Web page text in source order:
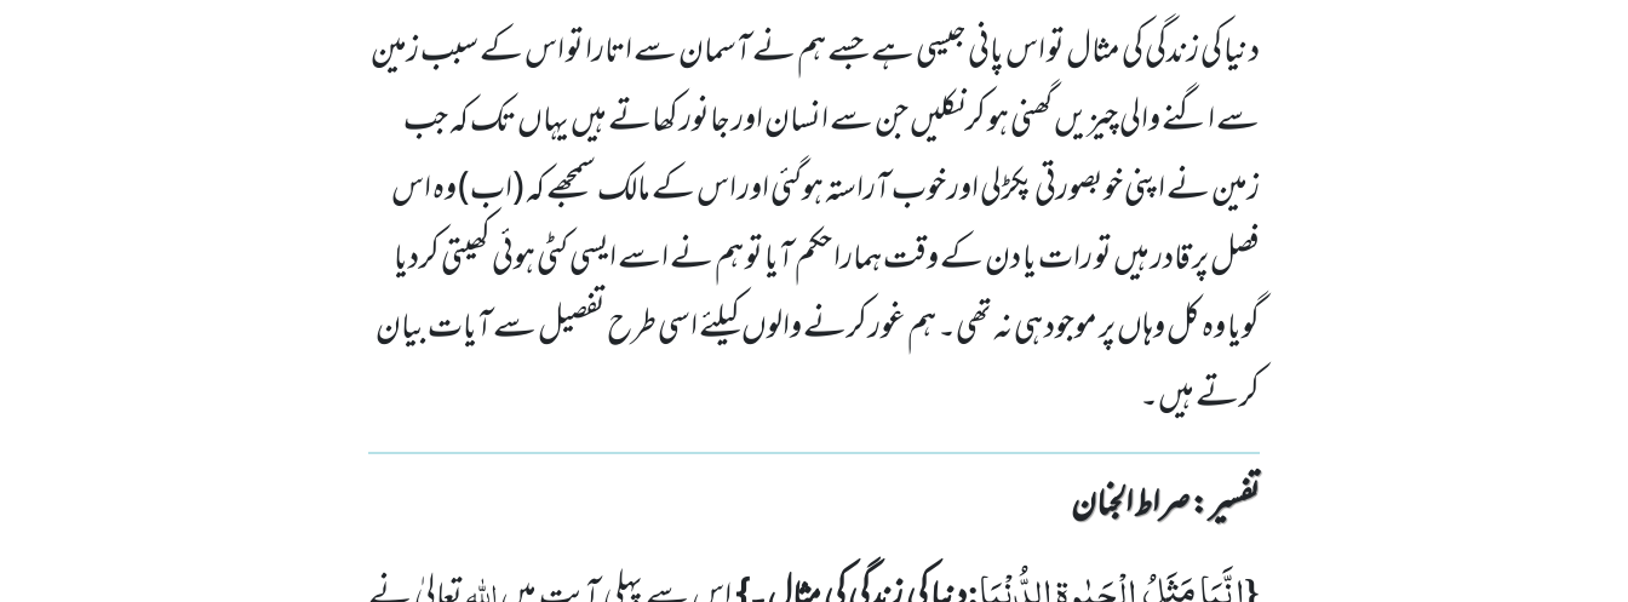
دنیا کی زندگی کی مثال تو اس پانی جیسی ہے جسے ہم نے آسمان سے اتارا تو اس کے سبب زمین
سے اگنے والی چیزیں گھنی ہو کر نکلیں جن سے انسان اور جانور کھاتے ہیں یہاں تک کہ جب
زمین نے اپنی خوبصورتی پکڑلی اور خوب آراستہ ہوگئی اور اس کے مالک سمجھے کہ (اب) وہ اس
فصل پر قادر ہیں تو رات یا دن کے وقت ہمارا حکم آیا تو ہم نے اسے ایسی کٹی ہوئی کھیتی کردیا
گویا وہ کل وہاں پر موجود ہی نہ تھی۔ ہم غور کرنے والوں کیلئے اسی طرح تفصیل سے آیات بیان
کرتے ہیں۔
تفسیر : ‎صراط الجنان